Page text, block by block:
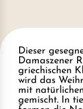
Dieser
Damaszener
griechischen
wird das
mit
gemischt. In